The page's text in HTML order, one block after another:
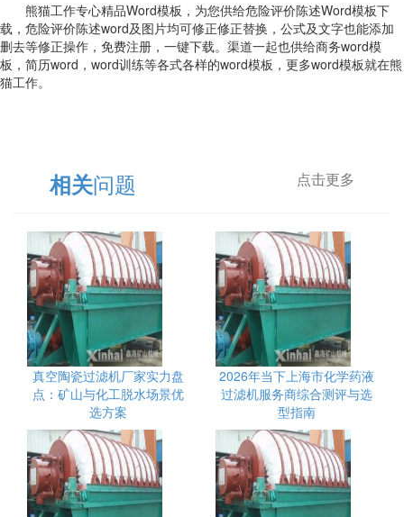
熊猫工作专心精品Word模板，为您供给危险评价陈述Word模板下
载，危险评价陈述word及图片均可修正修正替换，公式及文字也能添加
删去等修正操作，免费注册，一键下载。渠道一起也供给商务word模
板，简历word，word训练等各式各样的word模板，更多word模板就在熊
猫工作。
相关问题 点击更多
真空陶瓷过滤机厂家实力盘
点：矿山与化工脱水场景优
选方案
2026年当下上海市化学药液
过滤机服务商综合测评与选
型指南